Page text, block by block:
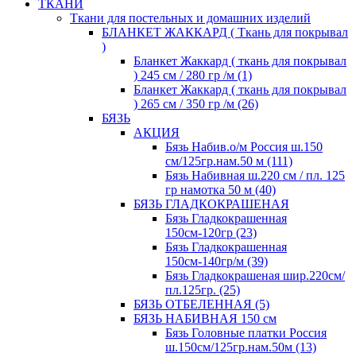
ТКАНИ
Ткани для постельных и домашних изделий
БЛАНКЕТ ЖАККАРД ( Ткань для покрывал
)
Бланкет Жаккард ( ткань для покрывал
) 245 см / 280 гр /м (1)
Бланкет Жаккард ( ткань для покрывал
) 265 см / 350 гр /м (26)
БЯЗЬ
АКЦИЯ
Бязь Набив.о/м Россия ш.150
см/125гр.нам.50 м (111)
Бязь Набивная ш.220 см / пл. 125
гр намотка 50 м (40)
БЯЗЬ ГЛАДКОКРАШЕНАЯ
Бязь Гладкокрашенная
150см-120гр (23)
Бязь Гладкокрашенная
150см-140гр/м (39)
Бязь Гладкокрашеная шир.220см/
пл.125гр. (25)
БЯЗЬ ОТБЕЛЕННАЯ (5)
БЯЗЬ НАБИВНАЯ 150 см
Бязь Головные платки Россия
ш.150см/125гр.нам.50м (13)